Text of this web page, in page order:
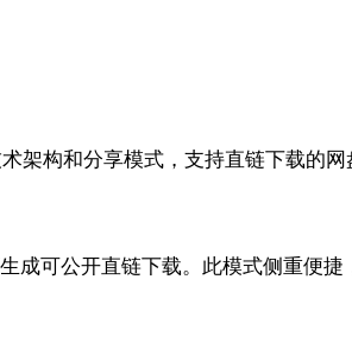
架构和分享模式，支持直链下载的网
成可公开直链下载。此模式侧重便捷